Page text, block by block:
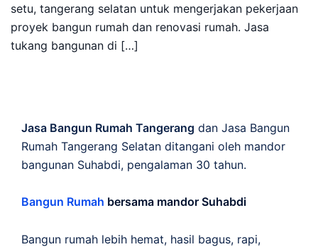
setu, tangerang selatan untuk mengerjakan pekerjaan
proyek bangun rumah dan renovasi rumah. Jasa
tukang bangunan di […]
Jasa Bangun Rumah Tangerang dan Jasa Bangun
Rumah Tangerang Selatan ditangani oleh mandor
bangunan Suhabdi, pengalaman 30 tahun.
Bangun Rumah bersama mandor Suhabdi
Bangun rumah lebih hemat, hasil bagus, rapi,